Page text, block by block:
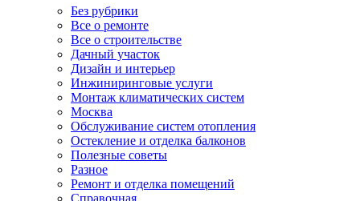
Без рубрики
Все о ремонте
Все о строительстве
Дачный участок
Дизайн и интерьер
Инжиниринговые услуги
Монтаж климатических систем
Москва
Обслуживание систем отопления
Остекление и отделка балконов
Полезные советы
Разное
Ремонт и отделка помещений